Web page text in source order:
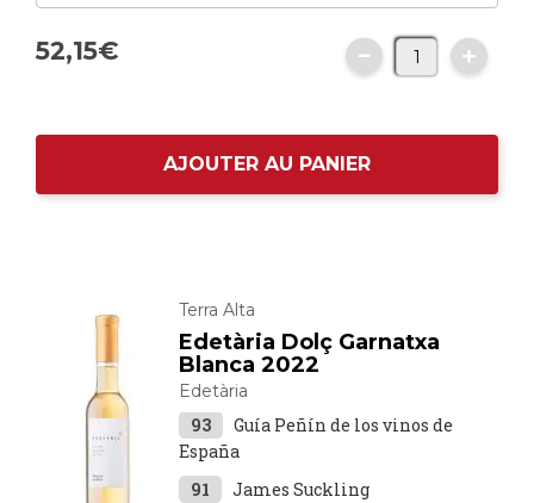
52,15€
AJOUTER AU PANIER
Terra Alta
Edetària Dolç Garnatxa
Blanca 2022
Edetària
93
Guía Peñín de los vinos de
España
91
James Suckling